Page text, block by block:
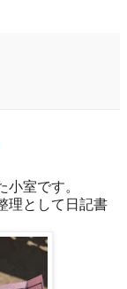
室です。
理として日記書